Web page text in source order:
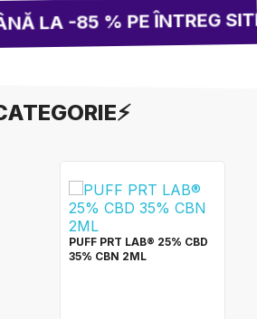
LA -85 % PE ÎNTREG
PUFF PRT LAB® 25% CBD
35% CBN 2ML